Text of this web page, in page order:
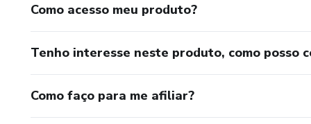
Como acesso meu produto?
Tenho interesse neste produto, como posso
Como faço para me afiliar?